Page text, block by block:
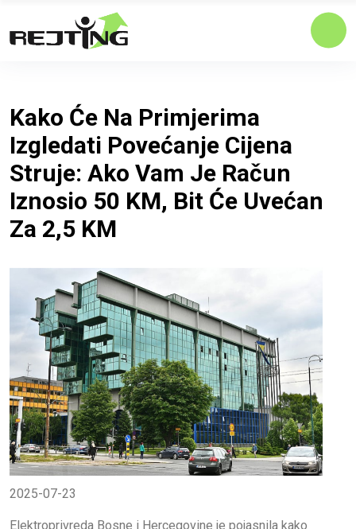
Kako Će Na Primjerima
Izgledati Povećanje Cijena
Struje: Ako Vam Je Račun
Iznosio 50 KM, Bit Će Uvećan
Za 2,5 KM
2025-07-23
Elektroprivreda Bosne i Hercegovine je pojasnila kako